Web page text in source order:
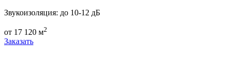
Звукоизоляция: до 10-12 дБ
от 17 120 м2
Заказать